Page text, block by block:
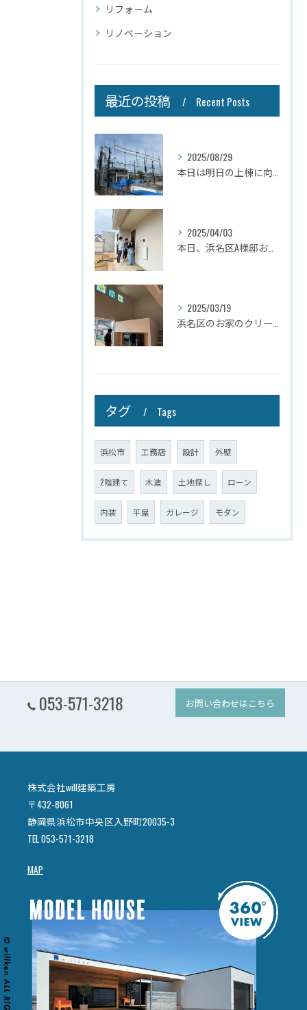
リフォーム
リノベーション
最近の投稿 Recent Posts
2025/08/29
2025/04/03
2025/03/19
タグ Tags
浜松市 工務店 設計 外壁
2階建て 木造 土地探し ローン
内装 平屋 ガレージ モダン
053-571-3218 お問い合わせはこちら
株式会社will建築工房
〒432-8061
静岡県浜松市中央区入野町20035-3
TEL 053-571-3218
MAP